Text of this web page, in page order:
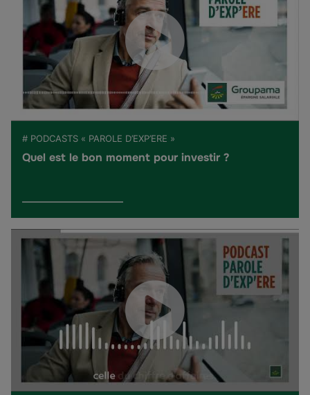
# PODCASTS « PAROLE D’EXP’ERE »
Quel est le bon moment pour investir ?